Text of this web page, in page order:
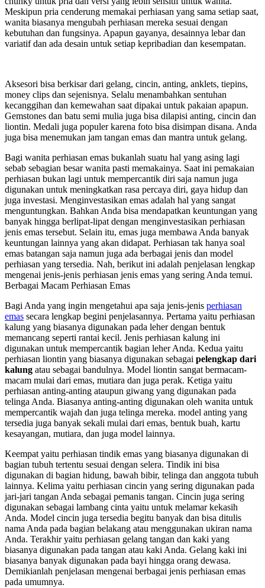
Meskipun pria cenderung memakai perhiasan yang sama setiap saat,
wanita biasanya mengubah perhiasan mereka sesuai dengan
kebutuhan dan fungsinya. Apapun gayanya, desainnya lebar dan
variatif dan ada desain untuk setiap kepribadian dan kesempatan.
Aksesori bisa berkisar dari gelang, cincin, anting, anklets, tiepins,
money clips dan sejenisnya. Selalu menambahkan sentuhan
kecanggihan dan kemewahan saat dipakai untuk pakaian apapun.
Gemstones dan batu semi mulia juga bisa dilapisi anting, cincin dan
liontin. Medali juga populer karena foto bisa disimpan disana. Anda
juga bisa menemukan jam tangan emas dan mantra untuk gelang.
Bagi wanita perhiasan emas bukanlah suatu hal yang asing lagi
sebab sebagian besar wanita pasti memakainya. Saat ini pemakaian
perhiasan bukan lagi untuk mempercantik diri saja namun juga
digunakan untuk meningkatkan rasa percaya diri, gaya hidup dan
juga investasi. Menginvestasikan emas adalah hal yang sangat
menguntungkan. Bahkan Anda bisa mendapatkan keuntungan yang
banyak hingga berlipat-lipat dengan menginvestasikan perhiasan
jenis emas tersebut. Selain itu, emas juga membawa Anda banyak
keuntungan lainnya yang akan didapat. Perhiasan tak hanya soal
emas batangan saja namun juga ada berbagai jenis dan model
perhiasan yang tersedia. Nah, berikut ini adalah penjelasan lengkap
mengenai jenis-jenis perhiasan jenis emas yang sering Anda temui.
Berbagai Macam Perhiasan Emas
Bagi Anda yang ingin mengetahui apa saja jenis-jenis perhiasan
emas secara lengkap begini penjelasannya. Pertama yaitu perhiasan
kalung yang biasanya digunakan pada leher dengan bentuk
memancang seperti rantai kecil. Jenis perhiasan kalung ini
digunakan untuk mempercantik bagian leher Anda. Kedua yaitu
perhiasan liontin yang biasanya digunakan sebagai pelengkap dari
kalung atau sebagai bandulnya. Model liontin sangat bermacam-
macam mulai dari emas, mutiara dan juga perak. Ketiga yaitu
perhiasan anting-anting ataupun giwang yang digunakan pada
telinga Anda. Biasanya anting-anting digunakan oleh wanita untuk
mempercantik wajah dan juga telinga mereka. model anting yang
tersedia juga banyak sekali mulai dari emas, bentuk buah, kartu
kesayangan, mutiara, dan juga model lainnya.
Keempat yaitu perhiasan tindik emas yang biasanya digunakan di
bagian tubuh tertentu sesuai dengan selera. Tindik ini bisa
digunakan di bagian hidung, bawah bibir, telinga dan anggota tubuh
lainnya. Kelima yaitu perhiasan cincin yang sering digunakan pada
jari-jari tangan Anda sebagai pemanis tangan. Cincin juga sering
digunakan sebagai lambang cinta yaitu untuk melamar kekasih
Anda. Model cincin juga tersedia begitu banyak dan bisa ditulis
nama Anda pada bagian belakang atau menggunakan ukiran nama
Anda. Terakhir yaitu perhiasan gelang tangan dan kaki yang
biasanya digunakan pada tangan atau kaki Anda. Gelang kaki ini
biasanya banyak digunakan pada bayi hingga orang dewasa.
Demikianlah penjelasan mengenai berbagai jenis perhiasan emas
pada umumnya.